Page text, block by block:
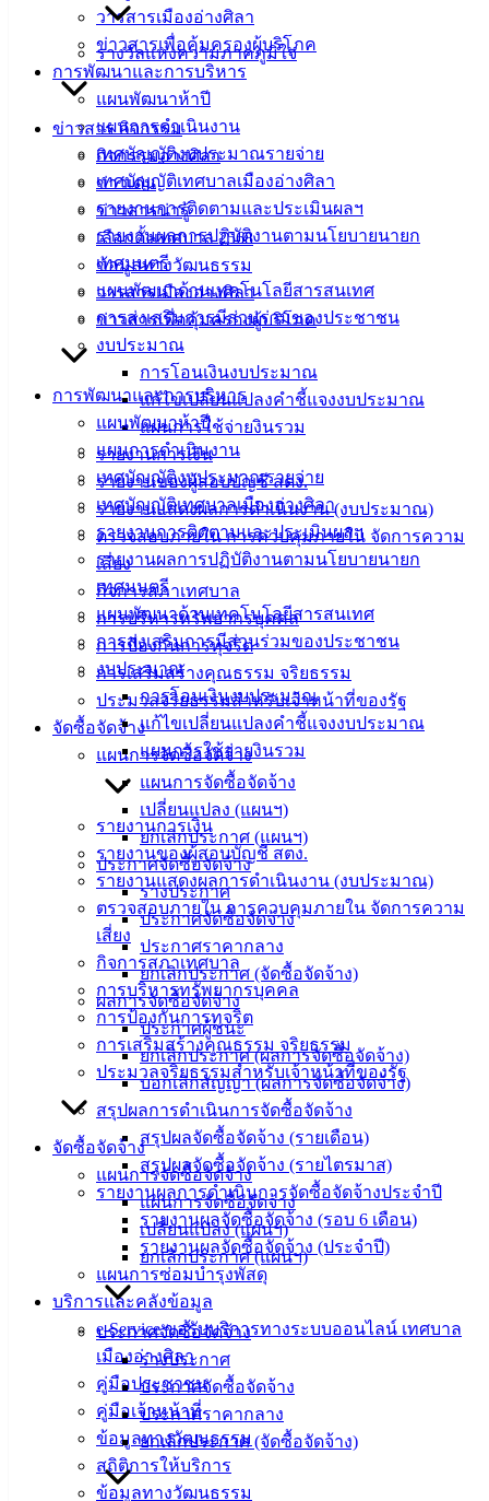
วารสารเมืองอ่างศิลา
ข่าวสารเพื่อคุ้มครองผู้บริโภค
การพัฒนาและการบริหาร
แผนพัฒนาห้าปี
แผนการดำเนินงาน
เทศบัญญัติงบประมาณรายจ่าย
เทศบัญญัติเทศบาลเมืองอ่างศิลา
รายงานการติดตามและประเมินผลฯ
รายงานผลการปฏิบัติงานตามนโยบายนายก
เทศมนตรี
แผนพัฒนาด้านเทคโนโลยีสารสนเทศ
การส่งเสริมการมีส่วนร่วมของประชาชน
งบประมาณ
การโอนเงินงบประมาณ
แก้ไขเปลี่ยนแปลงคำชี้แจงงบประมาณ
แผนการใช้จ่ายงินรวม
รายงานการเงิน
รายงานของผู้สอบบัญชี สตง.
รายงานแสดงผลการดำเนินงาน (งบประมาณ)
ตรวจสอบภายใน การควบคุมภายใน จัดการความ
เสี่ยง
กิจการสภาเทศบาล
การบริหารทรัพยากรบุคคล
การป้องกันการทุจริต
การเสริมสร้างคุณธรรม จริยธรรม
ประมวลจริยธรรมสำหรับเจ้าหน้าที่ของรัฐ
จัดซื้อจัดจ้าง
แผนการจัดซื้อจัดจ้าง
แผนการจัดซื้อจัดจ้าง
เปลี่ยนแปลง (แผนฯ)
ยกเลิกประกาศ (แผนฯ)
ประกาศจัดซื้อจัดจ้าง
ร่างประกาศ
ประกาศจัดซื้อจัดจ้าง
ประกาศราคากลาง
ยกเลิกประกาศ (จัดซื้อจัดจ้าง)
ผลการจัดซื้อจัดจ้าง
ประกาศผู้ชนะ
ยกเลิกประกาศ (ผลการจัดซื้อจัดจ้าง)
บอกเลิกสัญญา (ผลการจัดซื้อจัดจ้าง)
สรุปผลการดำเนินการจัดซื้อจัดจ้าง
สรุปผลจัดซื้อจัดจ้าง (รายเดือน)
สรุปผลจัดซื้อจัดจ้าง (รายไตรมาส)
รายงานผลการดำเนินการจัดซื้อจัดจ้างประจำปี
รายงานผลจัดซื้อจัดจ้าง (รอบ 6 เดือน)
รายงานผลจัดซื้อจัดจ้าง (ประจำปี)
แผนการซ่อมบำรุงพัสดุ
บริการและคลังข้อมูล
e-Service ขอรับบริการทางระบบออนไลน์ เทศบาล
เมืองอ่างศิลา
คู่มือประชาชน
คู่มือเจ้าหน้าที่
ข้อมูลทางวัฒนธรรม
สถิติการให้บริการ
ข้อมูลทางวัฒนธรรม
รางวัลแห่งความภาคภูมิใจ
ข่าวสาร กิจกรรม
กิจกรรมอ่างศิลา
ข่าวเด่น
ข่าวสารน่ารู้
เลือกตั้งเทศบาล 2568
ข้อมูลทางวัฒนธรรม
วารสารเมืองอ่างศิลา
ข่าวสารเพื่อคุ้มครองผู้บริโภค
การพัฒนาและการบริหาร
แผนพัฒนาห้าปี
แผนการดำเนินงาน
เทศบัญญัติงบประมาณรายจ่าย
เทศบัญญัติเทศบาลเมืองอ่างศิลา
รายงานการติดตามและประเมินผลฯ
รายงานผลการปฏิบัติงานตามนโยบายนายก
เทศมนตรี
แผนพัฒนาด้านเทคโนโลยีสารสนเทศ
การส่งเสริมการมีส่วนร่วมของประชาชน
งบประมาณ
การโอนเงินงบประมาณ
แก้ไขเปลี่ยนแปลงคำชี้แจงงบประมาณ
แผนการใช้จ่ายงินรวม
รายงานการเงิน
รายงานของผู้สอบบัญชี สตง.
รายงานแสดงผลการดำเนินงาน (งบประมาณ)
ตรวจสอบภายใน การควบคุมภายใน จัดการความ
เสี่ยง
กิจการสภาเทศบาล
การบริหารทรัพยากรบุคคล
การป้องกันการทุจริต
การเสริมสร้างคุณธรรม จริยธรรม
ประมวลจริยธรรมสำหรับเจ้าหน้าที่ของรัฐ
จัดซื้อจัดจ้าง
แผนการจัดซื้อจัดจ้าง
แผนการจัดซื้อจัดจ้าง
เปลี่ยนแปลง (แผนฯ)
ยกเลิกประกาศ (แผนฯ)
ประกาศจัดซื้อจัดจ้าง
ร่างประกาศ
ประกาศจัดซื้อจัดจ้าง
ประกาศราคากลาง
ยกเลิกประกาศ (จัดซื้อจัดจ้าง)
เอกสาร
คู่มือ
สำหรับ
ประชาชน/
คู่มือการ
ปฏิบัติ
งาน
ข่าวสาร
น่ารู้
ศุนย์
ข้อมูล
ข่าวสาร
อิเล็กทรอนิกส์
องค์
ความรู้
(Knowledge
Management)
เทศบาล
สายตรง
นายก
ประวัติ
เทศบาล
ผู้บริหาร
และ
หัวหน้า
สภา
เทศบาล
สงวนลิขสิทธิ์ © 2563 เทศบาลเมืองอ่างศิลา จังหวัดชลบุรี |
angsilacity.go.th | Powered byBuuscript